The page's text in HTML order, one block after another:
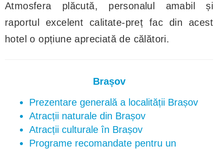
Atmosfera plăcută, personalul amabil și
raportul excelent calitate-preț fac din acest
hotel o opțiune apreciată de călători.
Brașov
Prezentare generală a localității Brașov
Atracții naturale din Brașov
Atracții culturale în Brașov
Programe recomandate pentru un